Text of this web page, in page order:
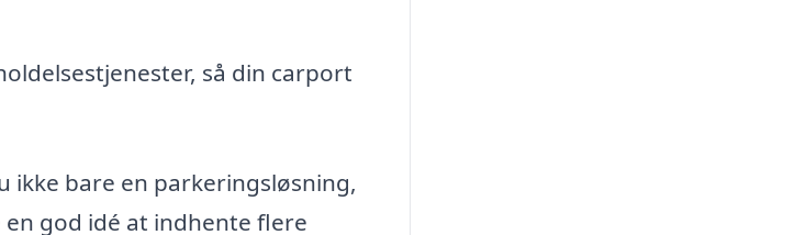
så din carport
ikke bare en parkeringsløsning,
god idé at indhente flere